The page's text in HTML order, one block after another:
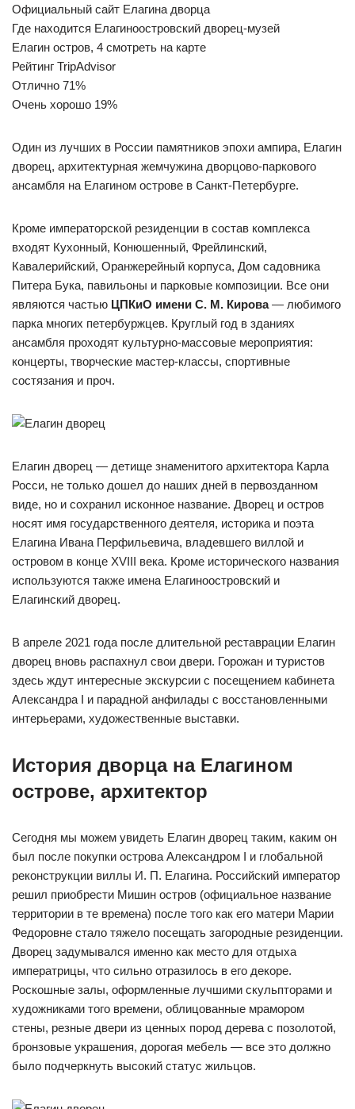
Официальный сайт Елагина дворца
Где находится Елагиноостровский дворец-музей
Елагин остров, 4 смотреть на карте
Рейтинг TripAdvisor
Отлично 71%
Очень хорошо 19%
Один из лучших в России памятников эпохи ампира, Елагин
дворец, архитектурная жемчужина дворцово-паркового
ансамбля на Елагином острове в Санкт-Петербурге.
Кроме императорской резиденции в состав комплекса
входят Кухонный, Конюшенный, Фрейлинский,
Кавалерийский, Оранжерейный корпуса, Дом садовника
Питера Бука, павильоны и парковые композиции. Все они
являются частью ЦПКиО имени С. М. Кирова— любимого
парка многих петербуржцев. Круглый год в зданиях
ансамбля проходят культурно-массовые мероприятия:
концерты, творческие мастер-классы, спортивные
состязания и проч.
Елагин дворец — детище знаменитого архитектора Карла
Росси, не только дошел до наших дней в первозданном
виде, но и сохранил исконное название. Дворец и остров
носят имя государственного деятеля, историка и поэта
Елагина Ивана Перфильевича, владевшего виллой и
островом в конце XVIII века. Кроме исторического названия
используются также имена Елагиноостровский и
Елагинский дворец.
В апреле 2021 года после длительной реставрации Елагин
дворец вновь распахнул свои двери. Горожан и туристов
здесь ждут интересные экскурсии с посещением кабинета
Александра I и парадной анфилады с восстановленными
интерьерами, художественные выставки.
История дворца на Елагином
острове, архитектор
Сегодня мы можем увидеть Елагин дворец таким, каким он
был после покупки острова Александром I и глобальной
реконструкции виллы И. П. Елагина. Российский император
решил приобрести Мишин остров (официальное название
территории в те времена) после того как его матери Марии
Федоровне стало тяжело посещать загородные резиденции.
Дворец задумывался именно как место для отдыха
императрицы, что сильно отразилось в его декоре.
Роскошные залы, оформленные лучшими скульпторами и
художниками того времени, облицованные мрамором
стены, резные двери из ценных пород дерева с позолотой,
бронзовые украшения, дорогая мебель — все это должно
было подчеркнуть высокий статус жильцов.